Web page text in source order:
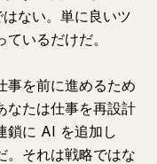
ない。単に良いツ
いるだけだ。
事を前に進めるため
なたは仕事を再設計
鎖に AI を追加し
。それは戦略ではな